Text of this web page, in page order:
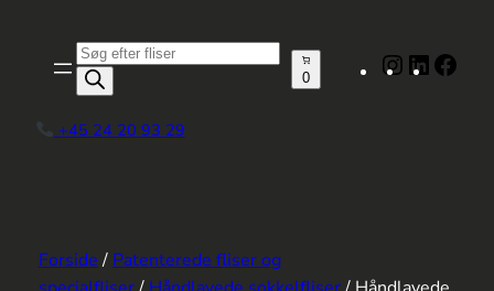
indhold
Produktsøgning
0
Instagram
LinkedIn
+45 24 20 93 29
Forside/ Patenterede fliser og